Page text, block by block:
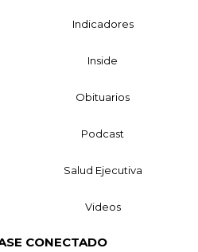
Indicadores
Inside
Obituarios
Podcast
Salud Ejecutiva
Videos
CONECTADO